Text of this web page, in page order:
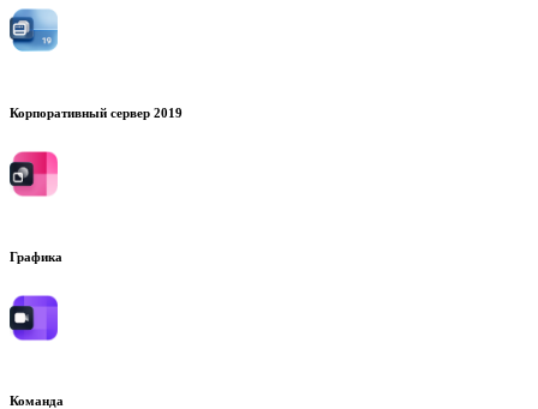
Корпоративный сервер 2019
Графика
Команда